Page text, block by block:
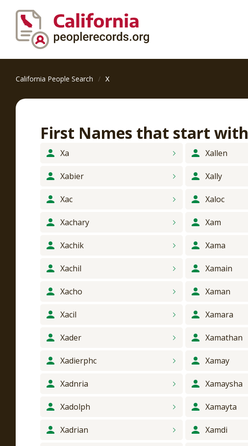
California People Search X
First Names that start with
Xa
Xabier
Xac
Xachary
Xachik
Xachil
Xacho
Xacil
Xader
Xadierphc
Xadnria
Xadolph
Xadrian
Xallen
Xally
Xaloc
Xam
Xama
Xamain
Xaman
Xamara
Xamathan
Xamay
Xamaysha
Xamayta
Xamdi